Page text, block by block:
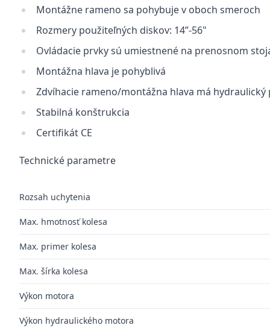
Montážne rameno sa pohybuje v oboch smeroch
Rozmery použiteľných diskov: 14”-56"
Ovládacie prvky sú umiestnené na prenosnom
Montážna hlava je pohyblivá
Zdvíhacie rameno/montážna hlava má
Stabilná konštrukcia
Certifikát CE
Technické parametre
Rozsah uchytenia
Max. hmotnosť kolesa
Max. primer kolesa
Max. šírka kolesa
Výkon motora
Výkon hydraulického motora